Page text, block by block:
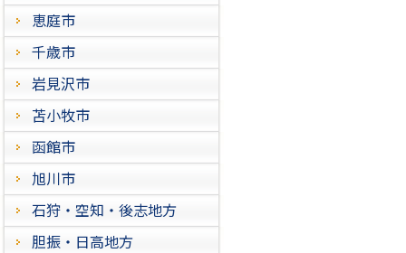
恵庭市
千歳市
岩見沢市
苫小牧市
函館市
旭川市
石狩・空知・後志地方
胆振・日高地方